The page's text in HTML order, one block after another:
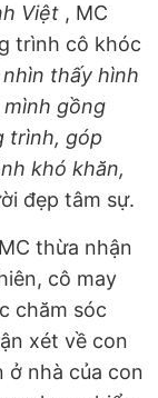
Việt , MC
trình cô khóc
thấy hình
gồng
trình, góp
khó khăn,
đẹp tâm sự.
thừa nhận
cô may
chăm sóc
xét về con
ở nhà của con